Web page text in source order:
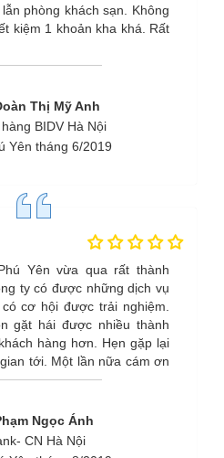
phòng khách sạn. Không
kiệm 1 khoản kha khá. Rất
Thị Mỹ Anh
BIDV Hà Nội
Yên tháng 6/2019
Yên vừa qua rất thành
ty có được những dịch vụ
cơ hội được trải nghiệm.
gặt hái được nhiều thành
hàng hơn. Hẹn gặp lại
tới. Một lần nữa cám ơn
Ngọc Ánh
CN Hà Nội